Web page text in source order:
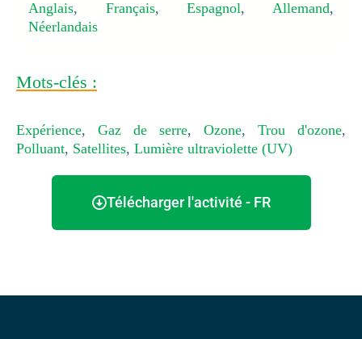
Anglais, Français,Espagnol, Allemand,
Néerlandais
Mots-clés :
Expérience, Gaz de serre, Ozone, Trou d'ozone,
Polluant, Satellites, Lumière ultraviolette (UV)
Télécharger l'activité - FR